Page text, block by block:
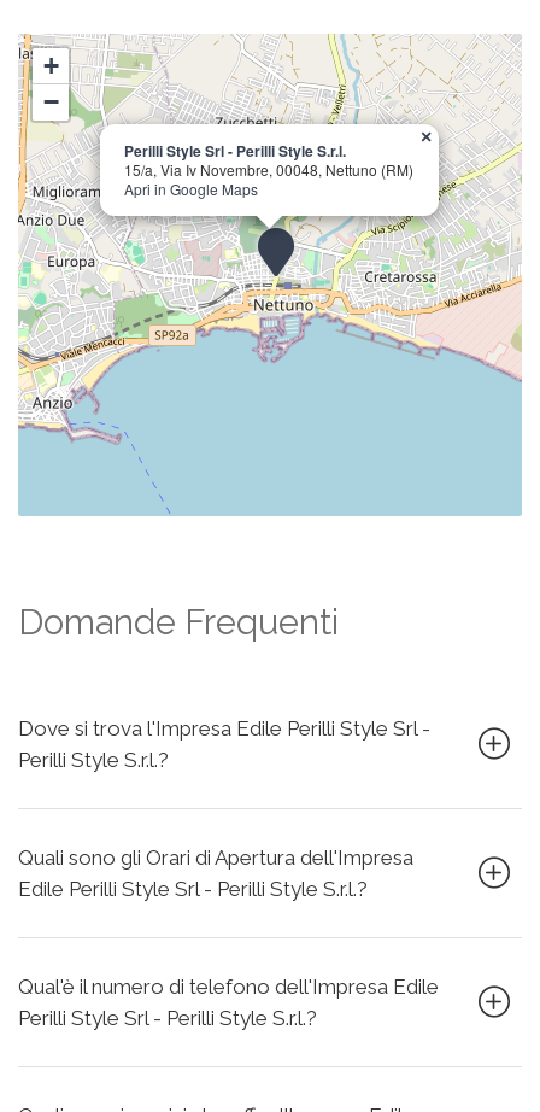
Perilli Style Srl - Perilli Style S.r.l.
15/a, Via Iv Novembre, 00048, Nettuno (RM)
Apri in Google Maps
×
+
−
Domande Frequenti
Dove si trova l'Impresa Edile Perilli Style Srl -
Perilli Style S.r.l.?
Quali sono gli Orari di Apertura dell'Impresa
Edile Perilli Style Srl - Perilli Style S.r.l.?
Qual'è il numero di telefono dell'Impresa Edile
Perilli Style Srl - Perilli Style S.r.l.?